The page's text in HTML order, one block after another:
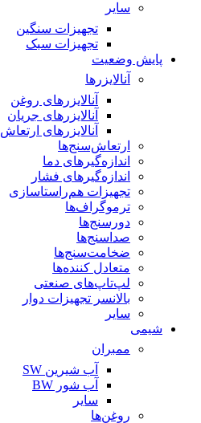
سایر
تجهیزات سنگین
تجهیزات سبک
پایش وضعیت
آنالایزرها
آنالایزرهای روغن
آنالایزرهای جریان
آنالایزرهای ارتعاش
ارتعاش‌سنج‌ها
اندازه‌گیرهای دما
اندازه‌گیرهای فشار
تجهیزات هم‌راستاسازی
ترموگراف‌ها
دورسنج‌ها
صداسنج‌ها
ضخامت‌سنج‌ها
متعادل کننده‌ها
لپ‌تاپ‌های صنعتی
بالانسر تجهیزات دوار
سایر
شیمی
ممبران
آب شیرین SW
آب شور BW
سایر
روغن‌ها